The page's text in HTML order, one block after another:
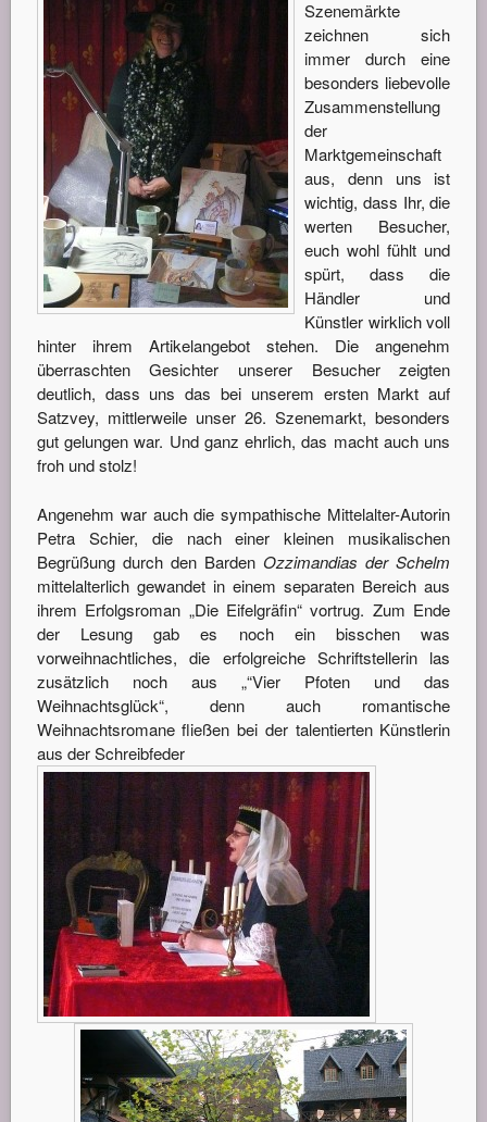
Szenemärkte
zeichnen sich
immer durch eine
besonders liebevolle
Zusammenstellung
der
Marktgemeinschaft
aus, denn uns ist
wichtig, dass Ihr, die
werten Besucher,
euch wohl fühlt und
spürt, dass die
Händler und
Künstler wirklich voll
hinter ihrem Artikelangebot stehen. Die angenehm
überraschten Gesichter unserer Besucher zeigten
deutlich, dass uns das bei unserem ersten Markt auf
Satzvey, mittlerweile unser 26. Szenemarkt, besonders
gut gelungen war. Und ganz ehrlich, das macht auch uns
froh und stolz!
Angenehm war auch die sympathische Mittelalter-Autorin
Petra Schier, die nach einer kleinen musikalischen
Begrüßung durch den BardenOzzimandias der Schelm
mittelalterlich gewandet in einem separaten Bereich aus
ihrem Erfolgsroman „Die Eifelgräfin“ vortrug. Zum Ende
der Lesung gab es noch ein bisschen was
vorweihnachtliches, die erfolgreiche Schriftstellerin las
zusätzlich noch aus „“Vier Pfoten und das
Weihnachtsglück“, denn auch romantische
Weihnachtsromane fließen bei der talentierten Künstlerin
aus der Schreibfeder